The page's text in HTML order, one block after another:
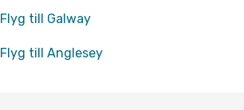
Flyg till Galway
Flyg till Anglesey